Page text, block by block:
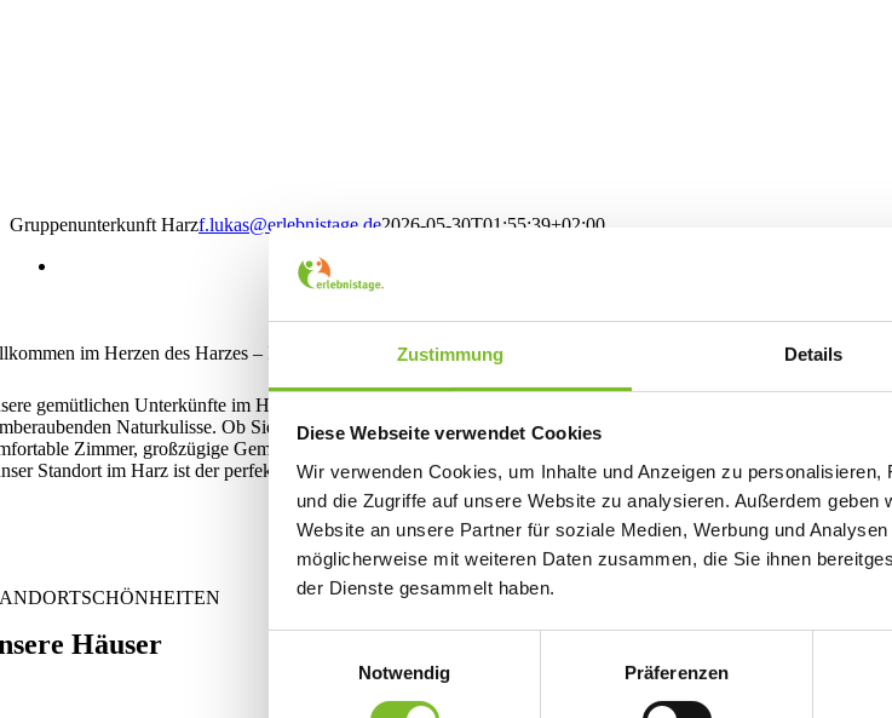
Zustimmung Details
Diese Webseite verwendet Cookies
Wir verwenden Cookies, um Inhalte und Anzeigen zu
und die Zugriffe auf unsere Website zu analysieren. Außerdem
Website an unsere Partner für soziale Medien, Werbung und
möglicherweise mit weiteren Daten zusammen, die Sie ihnen
der Dienste gesammelt haben.
Notwendig
Präferenzen
Gruppenunterkunft Harzf.lukas@erlebnistage.de2026-05-30T01:55:39+02:00
im Herzen des Harzes – Ihr perfektes Wochenende in der Natur!
gemütlichen Unterkünfte im Harz – die Häuser
Naturkulisse. Ob Sie als Familie, Verein oder Freundesgruppe anreisen: Hier finden Sie genau den
Zimmer, großzügige Gemeinschaftsbereiche und vielfältige Freizeitmöglichkeiten direkt vor der Tür. Egal
Standort im Harz ist der perfekte Ausgangspunkt für Ihr Wochenende.
Häuser